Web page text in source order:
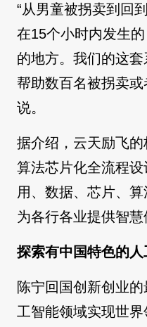
“从男童被拐卖到回
在15个小时内发生
的地方。我们的这
帮助数百名被拐卖
说。
据介绍，云天励飞
算法芯片化全流程
用、数据、芯片、
为各行各业提供智慧
探索有中国特色的
陈宁回国创新创业
工智能领域实现世